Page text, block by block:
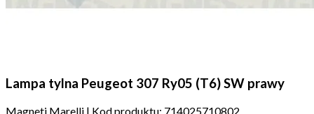
Lampa tylna Peugeot 307 Ry05 (T6) SW prawy
Magneti Marelli | Kod produktu: 714025710802